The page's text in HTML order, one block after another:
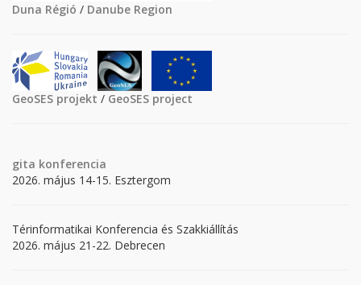
Duna Régió / Danube Region
GeoSES projekt / GeoSES project
gita konferencia
2026. május 14-15. Esztergom
Térinformatikai Konferencia és Szakkiállítás
2026. május 21-22. Debrecen